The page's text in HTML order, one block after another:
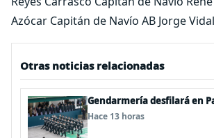
Azócar Capitán de Navío AB Jorge
Otras noticias relacionadas
Gendarmería desfilará en
Hace 13 horas